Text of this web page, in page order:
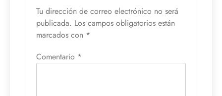
Tu dirección de correo electrónico no será
publicada. Los campos obligatorios están
marcados con *
Comentario *